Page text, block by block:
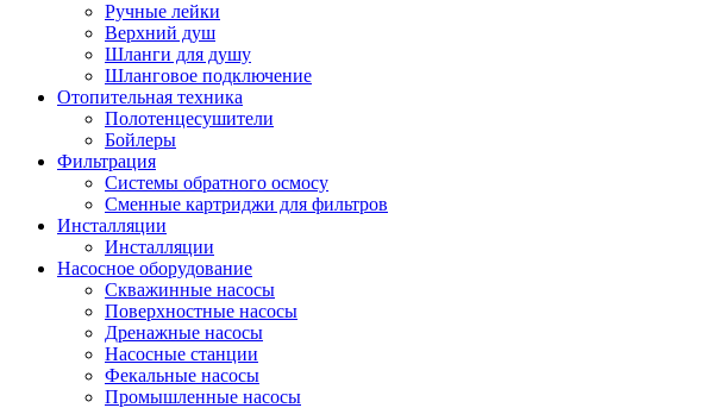
Ручные лейки
Верхний душ
Шланги для душу
Шланговое подключение
Отопительная техника
Полотенцесушители
Бойлеры
Фильтрация
Системы обратного осмосу
Сменные картриджи для фильтров
Инсталляции
Инсталляции
Насосное оборудование
Скважинные насосы
Поверхностные насосы
Дренажные насосы
Насосные станции
Фекальные насосы
Промышленные насосы